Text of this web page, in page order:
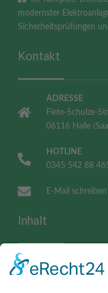
modernster
Sicherheitsprüfungen
Kontakt
ADRESSE
Fiete-Schulze-
06116 Halle
HOTLINE
0345 542 88
E-Mail schreiben
Inhalt
Startseite
Über uns